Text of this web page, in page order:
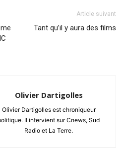
Article suivant
Tant qu’il y aura des films
Olivier Dartigolles
Olivier Dartigolles est chroniqueur
Il intervient sur Cnews, Sud
Radio et La Terre.